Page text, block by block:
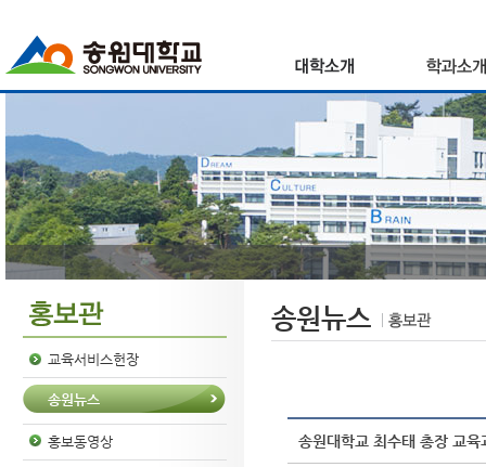
교육서비스헌장
송원뉴스
홍보동영상
송원뉴스
송원대학교 최수태 총장 교육